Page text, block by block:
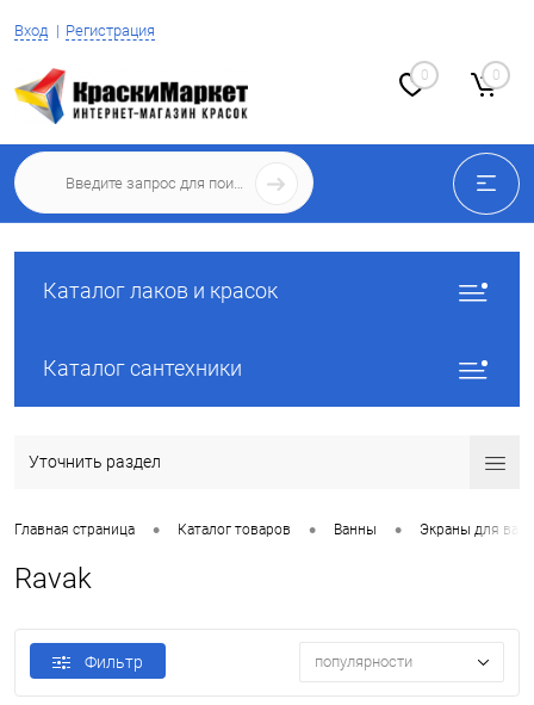
Вход Регистрация
0 0
Каталог лаков и красок
Каталог сантехники
Уточнить раздел
Главная страница • Каталог товаров • Ванны • Экраны для ванн
Ravak
Фильтр популярности